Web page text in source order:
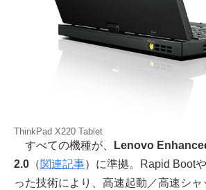
ThinkPad X220 Tablet
すべての機種が、
Lenovo
2.0 （関連記事）に準拠。Rapid Boot
った技術により、高速起動／高速シ